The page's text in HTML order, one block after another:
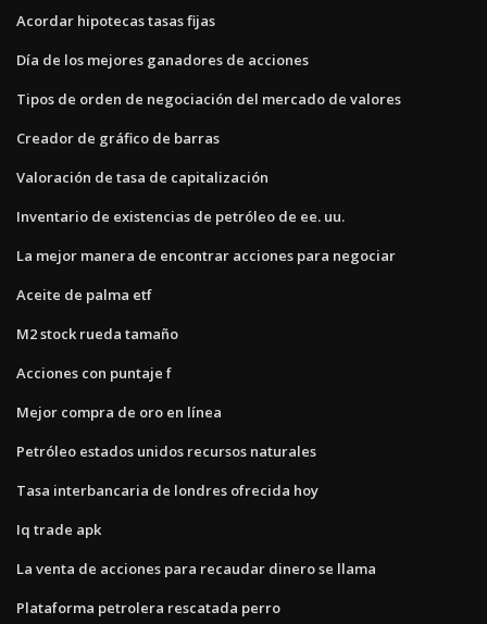
Acordar hipotecas tasas fijas
Día de los mejores ganadores de acciones
Tipos de orden de negociación del mercado de valores
Creador de gráfico de barras
Valoración de tasa de capitalización
Inventario de existencias de petróleo de ee. uu.
La mejor manera de encontrar acciones para negociar
Aceite de palma etf
M2 stock rueda tamaño
Acciones con puntaje f
Mejor compra de oro en línea
Petróleo estados unidos recursos naturales
Tasa interbancaria de londres ofrecida hoy
Iq trade apk
La venta de acciones para recaudar dinero se llama
Plataforma petrolera rescatada perro